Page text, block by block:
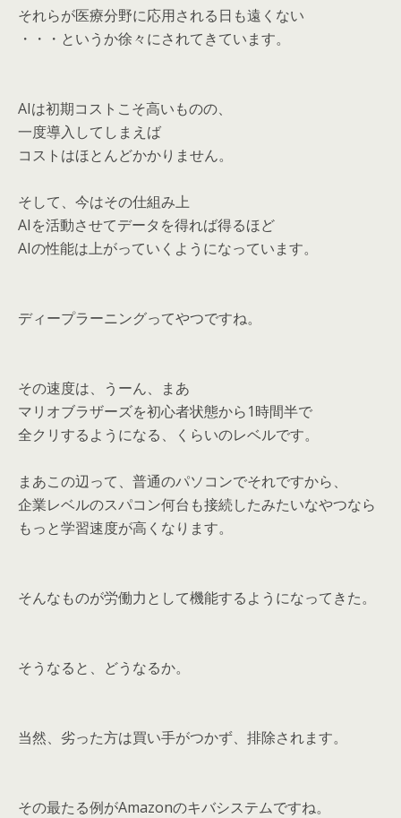
それらが医療分野に応用される日も遠くない
・・・というか徐々にされてきています。
AIは初期コストこそ高いものの、
一度導入してしまえば
コストはほとんどかかりません。
そして、今はその仕組み上
AIを活動させてデータを得れば得るほど
AIの性能は上がっていくようになっています。
ディープラーニングってやつですね。
その速度は、うーん、まあ
マリオブラザーズを初心者状態から1時間半で
全クリするようになる、くらいのレベルです。
まあこの辺って、普通のパソコンでそれですから、
企業レベルのスパコン何台も接続したみたいなやつなら
もっと学習速度が高くなります。
そんなものが労働力として機能するようになってきた。
そうなると、どうなるか。
当然、劣った方は買い手がつかず、排除されます。
その最たる例がAmazonのキバシステムですね。